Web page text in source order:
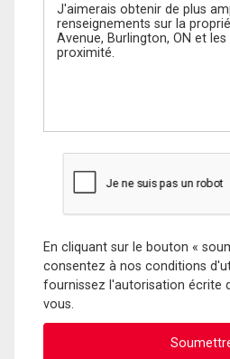
En cliquant sur le bouton «
consentez à nos conditions
fournissez l'autorisation écrite
vous.